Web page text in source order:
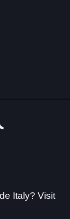
Italy? Visit